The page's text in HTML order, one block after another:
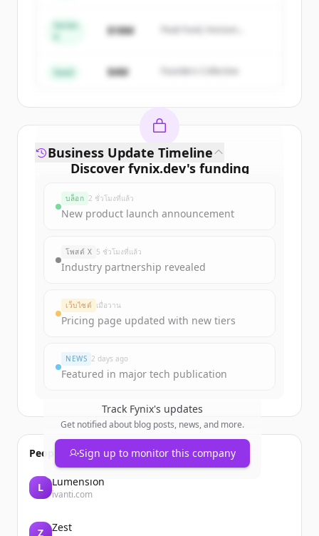
Create Free Account
Series
$18M
Peak Fund, Horizon
Seed $4M Founders Collective
Discover fynix.dev's funding
Sign up for free to view allfunding
New accounts include trial credits to
get started.
Create Free Account
Business Update Timeline
บล็อก 2 ชั่วโมงที่แล้ว
New product launch announcement
โพสต์ X 5 ชั่วโมงที่แล้ว
Industry partnership revealed
เว็บไซต์ เมื่อวาน
Pricing page updated with new tiers
NEWS 2 days ago
Featured in major tech publication
Track Fynix's updates
Get notified about blog posts, news, and more.
Sign up to monitor this company
People also viewed
L Lumension
ivanti.com
Z Zest